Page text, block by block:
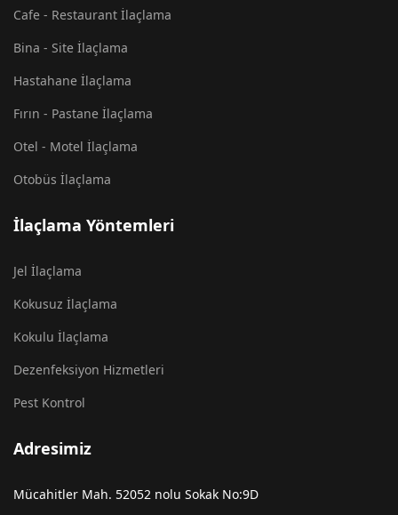
Cafe - Restaurant İlaçlama
Bina - Site İlaçlama
Hastahane İlaçlama
Fırın - Pastane İlaçlama
Otel - Motel İlaçlama
Otobüs İlaçlama
İlaçlama Yöntemleri
Jel İlaçlama
Kokusuz İlaçlama
Kokulu İlaçlama
Dezenfeksiyon Hizmetleri
Pest Kontrol
Adresimiz
Mücahitler Mah. 52052 nolu Sokak No:9D